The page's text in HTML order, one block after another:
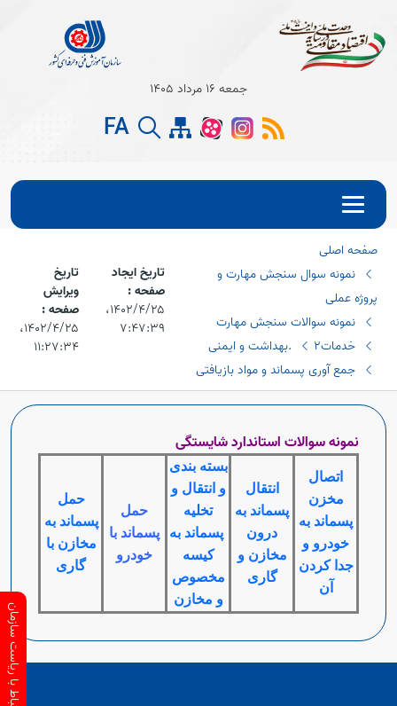
Open
Open
جمعه 16 مرداد 1405
FA
صفحه اصلی
نمونه سوال سنجش مهارت و
پروژه عملی
نمونه سوالات سنجش مهارت
خدمات2
.بهداشت و ایمنی
جمع آوری پسماند و مواد بازیافتی
تاریخ ایجاد
صفحه :
۱۴۰۲/۴/۲۵،‏
۷:۴۷:۳۹
تاریخ
ویرایش
صفحه :
۱۴۰۲/۴/۲۵،‏
۱۱:۲۷:۳۴
نمونه سوالات استاندارد شایستگی
اتصال
مخزن
پسماند به
خودرو و
جدا کردن
آن
انتقال
پسماند به
درون
مخازن و
گاری
بسته بندی
و انتقال و
تخلیه
پسماند به
کیسه
مخصوص
و مخازن
حمل
پسماند با
خودرو
حمل
پسماند به
مخازن با
گاری
ارتباط با ریاست سازمان